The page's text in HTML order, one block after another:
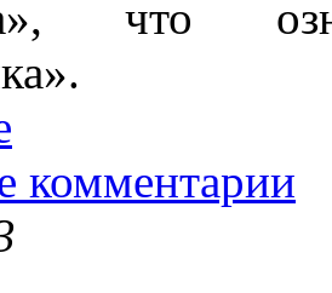
что
комментарии